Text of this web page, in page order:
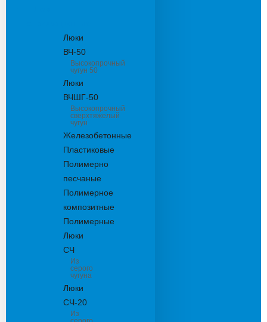
Люки
ВЧ-50
Высокопрочный
чугун 50
Люки
ВЧШГ-50
Высокопрочный
сверхтяжелый
чугун
Железобетонные
Пластиковые
Полимерно
песчаные
Полимерное
композитные
Полимерные
Люки
СЧ
Из
серого
чугуна
Люки
СЧ-20
Из